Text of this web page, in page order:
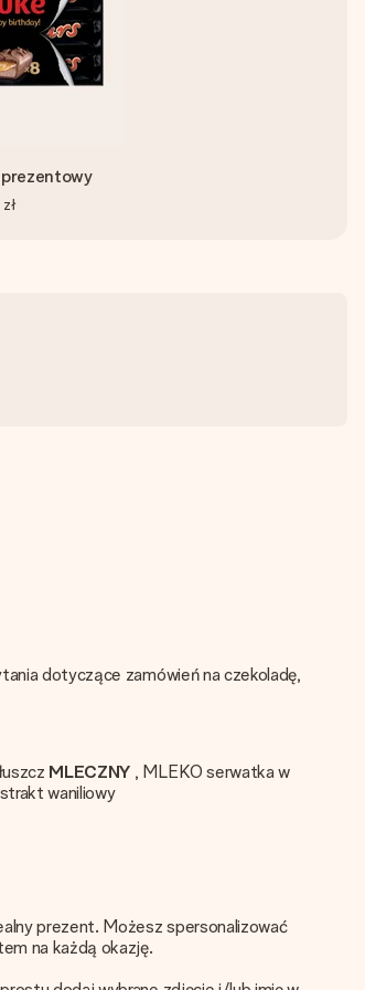
dotyczące zamówień na czekoladę,
MLECZNY , MLEKO serwatka w
waniliowy
prezent. Możesz spersonalizować
na każdą okazję.